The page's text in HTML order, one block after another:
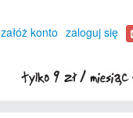
załóż konto zaloguj się